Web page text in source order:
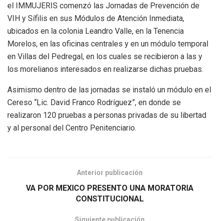
el IMMUJERIS comenzó las Jornadas de Prevención de
VIH y Sífilis en sus Módulos de Atención Inmediata,
ubicados en la colonia Leandro Valle, en la Tenencia
Morelos, en las oficinas centrales y en un módulo temporal
en Villas del Pedregal, en los cuales se recibieron a las y
los morelianos interesados en realizarse dichas pruebas.
Asimismo dentro de las jornadas se instaló un módulo en el
Cereso “Ḷic. David Franco Rodríguez”, en donde se
realizaron 120 pruebas a personas privadas de su libertad
y al personal del Centro Penitenciario.
Anterior publicación
VA POR MEXICO PRESENTO UNA MORATORIA
CONSTITUCIONAL
Siguiente publicación